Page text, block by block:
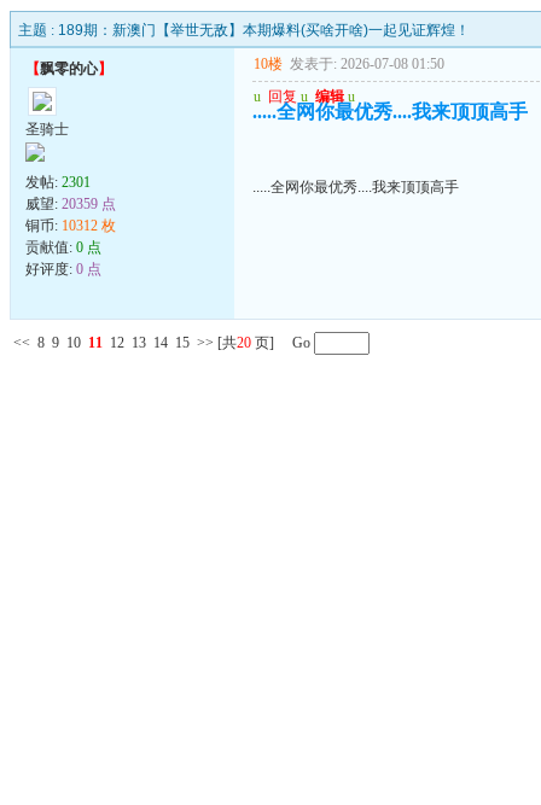
主题 : 189期：新澳门【举世无敌】本期爆料(买啥开啥)一起见证辉煌！
【飘零的心】
圣骑士
发帖: 2301
威望: 20359 点
铜币: 10312 枚
贡献值: 0 点
好评度: 0 点
10楼 发表于: 2026-07-08 01:50
u 回复 u 编辑 u
.....全网你最优秀....我来顶顶高手
.....全网你最优秀....我来顶顶高手
<< 8 9 10 11 12 13 14 15 >> [共20 页] Go